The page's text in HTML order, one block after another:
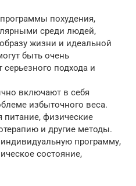
похудения,
среди людей,
жизни и идеальной
быть очень
подхода и
включают в себя
избыточного веса.
питание, физические
и другие методы.
программу,
состояние,